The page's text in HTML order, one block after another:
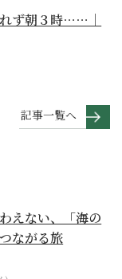
ず朝３時……｜
記事一覧へ
えない、「海の
ながる旅